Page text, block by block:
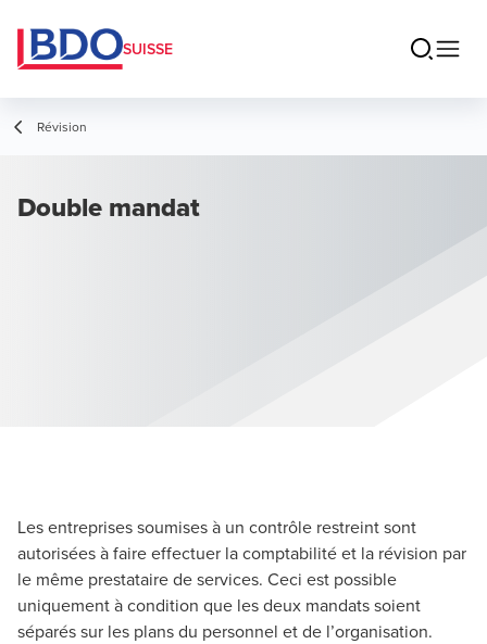
SUISSE
Révision
Double mandat
Les entreprises soumises à un contrôle restreint sont
autorisées à faire effectuer la comptabilité et la révision par
le même prestataire de services. Ceci est possible
uniquement à condition que les deux mandats soient
séparés sur les plans du personnel et de l’organisation.